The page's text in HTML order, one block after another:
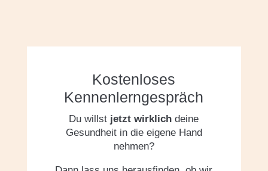
Kostenloses
Kennenlerngespräch
Du willst jetzt wirklich deine
Gesundheit in die eigene Hand
nehmen?